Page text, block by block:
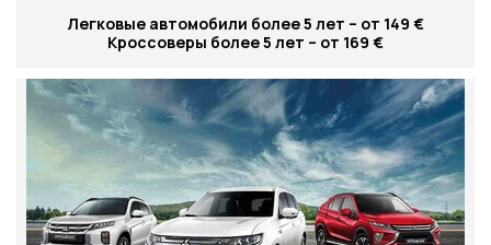
Легковые автомобили более 5 лет – от 149 €
Кроссоверы более 5 лет – от 169 €